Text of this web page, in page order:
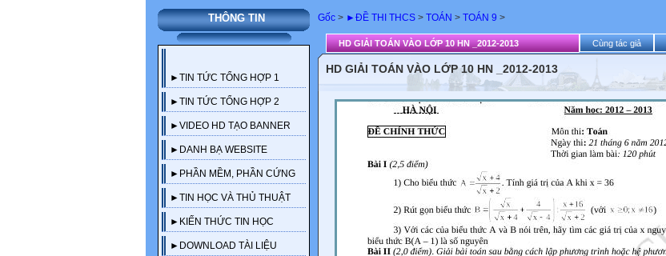
THÔNG TIN
►TIN TỨC TỔNG HỢP 1
►TIN TỨC TỔNG HỢP 2
►VIDEO HD TẠO BANNER
►DANH BẠ WEBSITE
►PHẦN MỀM, PHẦN CỨNG
►TIN HỌC VÀ THỦ THUẬT
►KIẾN THỨC TIN HỌC
►DOWNLOAD TÀI LIỆU
Gốc > ►ĐỀ THI THCS > TOÁN > TOÁN 9 >
HD GIẢI TOÁN VÀO LỚP 10 HN _2012-2013 Cùng tác giả
HD GIẢI TOÁN VÀO LỚP 10 HN _2012-2013